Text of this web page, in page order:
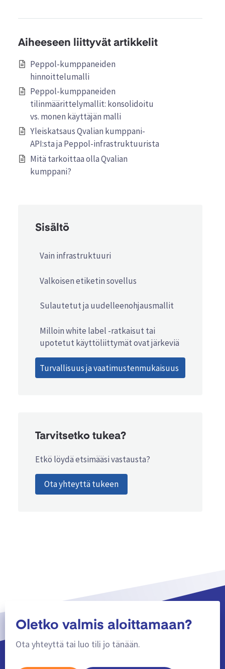
Aiheeseen liittyvät artikkelit
Peppol-kumppaneiden
hinnoittelumalli
Peppol-kumppaneiden
tilinmäärittelymallit: konsolidoitu
vs. monen käyttäjän malli
Yleiskatsaus Qvalian kumppani-
API:sta ja Peppol-infrastruktuurista
Mitä tarkoittaa olla Qvalian
kumppani?
Sisältö
Vain infrastruktuuri
Valkoisen etiketin sovellus
Sulautetut ja uudelleenohjausmallit
Milloin white label -ratkaisut tai
upotetut käyttöliittymät ovat järkeviä
Turvallisuus ja vaatimustenmukaisuus
Tarvitsetko tukea?
Etkö löydä etsimääsi vastausta?
Ota yhteyttä tukeen
Oletko valmis aloittamaan?
Ota yhteyttä tai luo tili jo tänään.